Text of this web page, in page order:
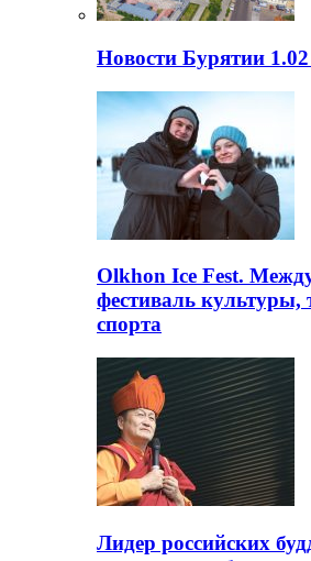
Новости Бурятии
Olkhon Ice Fest.
фестиваль культуры,
спорта
Лидер российских